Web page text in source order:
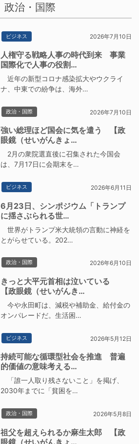
政治・国際
ビジネス 2026年7月10日
人権守る戦略人事の時代到来 事業
国際化で人事の役割…
近年の新型コロナ感染拡大やウクライ
ナ、中東での紛争は、海外…
政治・国際 2026年7月10日
強い総理ほど国会に気を遣う 【政
眼鏡（せいがんきょ…
2月の衆院選直後に召集された今国会
は、7月17日に会期末を…
ビジネス 2026年6月11日
6月23日、シンポジウム「トランプ
に揺さぶられる世…
世界がトランプ米大統領の言動に神経を
とがらせている。202…
政治・国際 2026年6月10日
きっと大平元首相は泣いている
【政眼鏡（せいがんき…
今や永田町は、減税や補助金、給付金の
オンパレードだ。生活困…
ビジネス 2026年5月12日
持続可能な循環型社会を推進 普遍
的価値の意味考える…
「誰一人取り残さないこと」を掲げ、
2030年までに「貧困を…
政治・国際 2026年5月8日
祖父を超えられるか麻生太郎 【政
眼鏡（せいがんきょ…